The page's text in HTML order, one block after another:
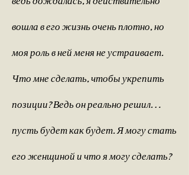
вошла в его жизнь очень плотно, но
моя роль в ней меня не устраивает.
Что мне сделать, чтобы укрепить
позиции? Ведь он реально решил…
пусть будет как будет. Я могу стать
его женщиной и что я могу сделать?